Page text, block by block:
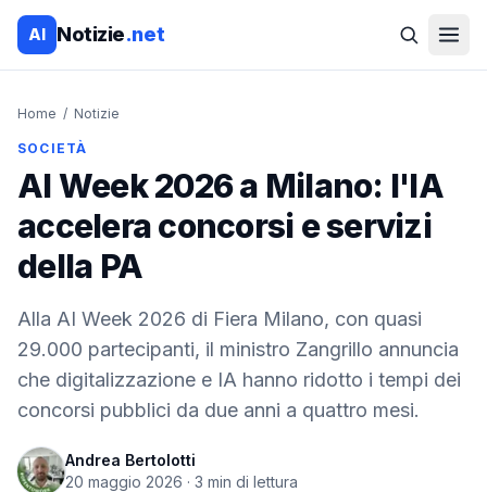
AI Notizie.net
Home / Notizie
SOCIETÀ
AI Week 2026 a Milano: l'IA
accelera concorsi e servizi
della PA
Alla AI Week 2026 di Fiera Milano, con quasi
29.000 partecipanti, il ministro Zangrillo annuncia
che digitalizzazione e IA hanno ridotto i tempi dei
concorsi pubblici da due anni a quattro mesi.
Andrea Bertolotti
20 maggio 2026 · 3 min di lettura